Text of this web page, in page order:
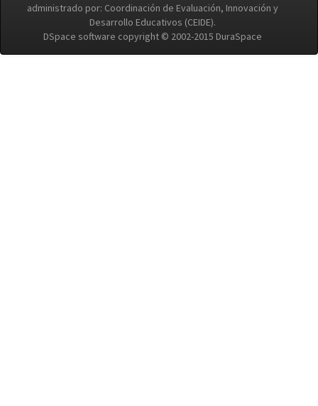
administrado por: Coordinación de Evaluación, Innovación y
Desarrollo Educativos (CEIDE).
DSpace software copyright © 2002-2015 DuraSpace